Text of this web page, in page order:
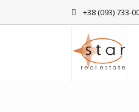
+38 (093) 733-